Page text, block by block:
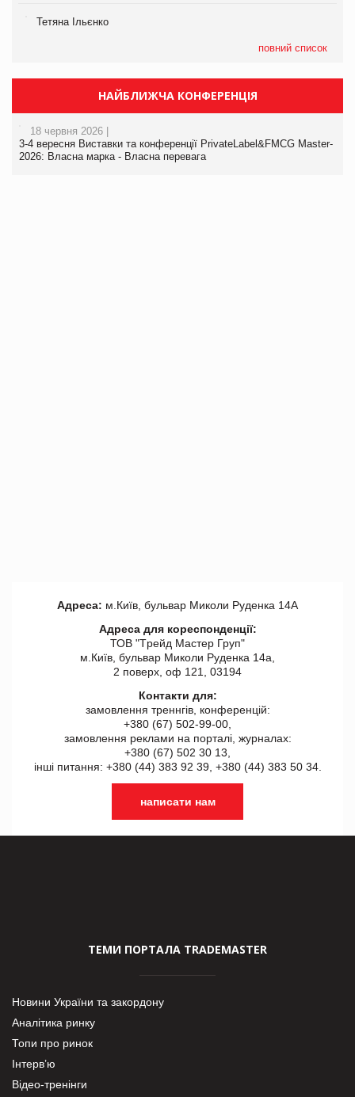
Тетяна Ільєнко
повний список
НАЙБЛИЖЧА КОНФЕРЕНЦІЯ
18 червня 2026 |
3-4 вересня Виставки та конференції PrivateLabel&FMCG Master-
2026: Власна марка - Власна перевага
Адреса: м.Київ, бульвар Миколи Руденка 14А
Адреса для кореспонденції:
ТОВ "Tрейд Мастер Груп"
м.Київ, бульвар Миколи Руденка 14а,
2 поверх, оф 121, 03194
Контакти для:
замовлення треннгів, конференцій:
+380 (67) 502-99-00,
замовлення реклами на порталі, журналах:
+380 (67) 502 30 13,
інші питання: +380 (44) 383 92 39, +380 (44) 383 50 34.
написати нам
ТЕМИ ПОРТАЛА TRADEMASTER
Новини України та закордону
Аналітика ринку
Топи про ринок
Інтерв’ю
Відео-тренінги